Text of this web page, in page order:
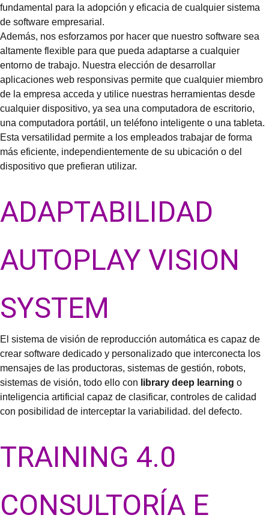
fundamental para la adopción y eficacia de cualquier sistema
de software empresarial.
Además, nos esforzamos por hacer que nuestro software sea
altamente flexible para que pueda adaptarse a cualquier
entorno de trabajo. Nuestra elección de desarrollar
aplicaciones web responsivas permite que cualquier miembro
de la empresa acceda y utilice nuestras herramientas desde
cualquier dispositivo, ya sea una computadora de escritorio,
una computadora portátil, un teléfono inteligente o una tableta.
Esta versatilidad permite a los empleados trabajar de forma
más eficiente, independientemente de su ubicación o del
dispositivo que prefieran utilizar.
ADAPTABILIDAD
AUTOPLAY VISION
SYSTEM
El sistema de visión de reproducción automática es capaz de
crear software dedicado y personalizado que interconecta los
mensajes de las productoras, sistemas de gestión, robots,
sistemas de visión, todo ello con library deep learning o
inteligencia artificial capaz de clasificar, controles de calidad
con posibilidad de interceptar la variabilidad. del defecto.
TRAINING 4.0
CONSULTORÍA E